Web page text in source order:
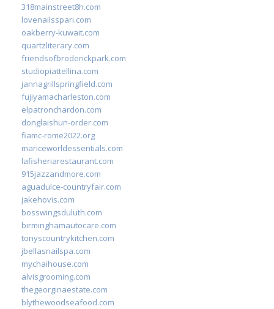
318mainstreet8h.com
lovenailsspari.com
oakberry-kuwait.com
quartzliterary.com
friendsofbroderickpark.com
studiopiattellina.com
jannagrillspringfield.com
fujiyamacharleston.com
elpatronchardon.com
donglaishun-order.com
fiamc-rome2022.org
mariceworldessentials.com
lafisheriarestaurant.com
915jazzandmore.com
aguadulce-countryfair.com
jakehovis.com
bosswingsduluth.com
birminghamautocare.com
tonyscountrykitchen.com
jbellasnailspa.com
mychaihouse.com
alvisgrooming.com
thegeorginaestate.com
blythewoodseafood.com